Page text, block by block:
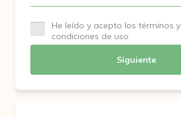
He leído y acepto los términos y
condiciones de uso
Siguiente